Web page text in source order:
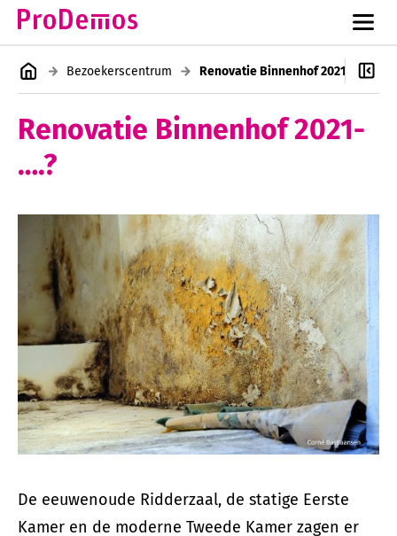
Bezoekerscentrum Renovatie Binnenhof 2021-….?
Renovatie Binnenhof 2021-
….?
De eeuwenoude Ridderzaal, de statige Eerste
Kamer en de moderne Tweede Kamer zagen er